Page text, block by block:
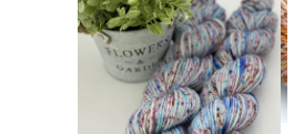
tootel
on
Valikud